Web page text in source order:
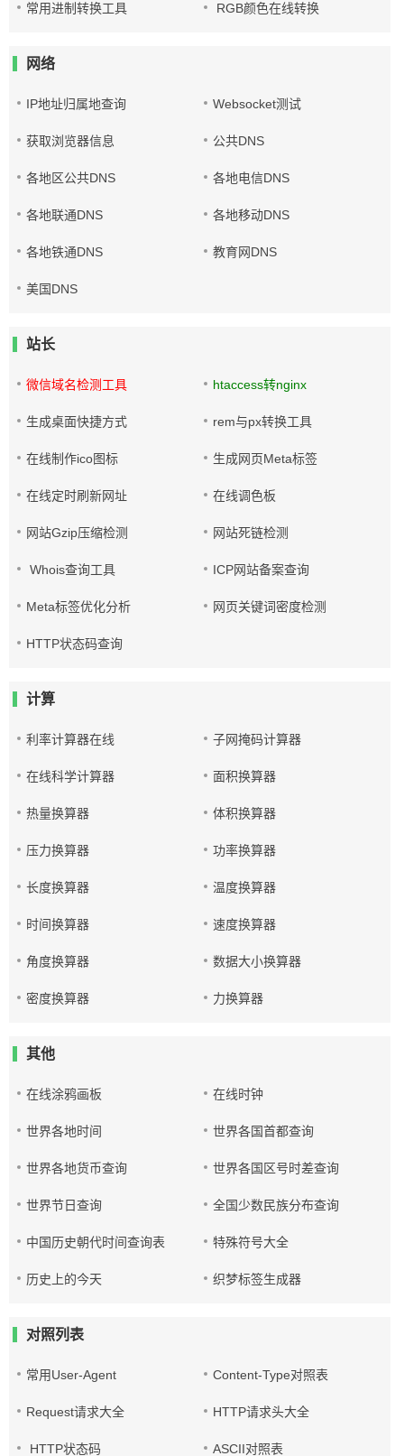
常用进制转换工具 RGB颜色在线转换
网络
IP地址归属地查询 Websocket测试
获取浏览器信息 公共DNS
各地区公共DNS 各地电信DNS
各地联通DNS 各地移动DNS
各地铁通DNS 教育网DNS
美国DNS
站长
微信域名检测工具 htaccess转nginx
生成桌面快捷方式 rem与px转换工具
在线制作ico图标 生成网页Meta标签
在线定时刷新网址 在线调色板
网站Gzip压缩检测 网站死链检测
Whois查询工具 ICP网站备案查询
Meta标签优化分析 网页关键词密度检测
HTTP状态码查询
计算
利率计算器在线 子网掩码计算器
在线科学计算器 面积换算器
热量换算器 体积换算器
压力换算器 功率换算器
长度换算器 温度换算器
时间换算器 速度换算器
角度换算器 数据大小换算器
密度换算器 力换算器
其他
在线涂鸦画板 在线时钟
世界各地时间 世界各国首都查询
世界各地货币查询 世界各国区号时差查询
世界节日查询 全国少数民族分布查询
中国历史朝代时间查询表 特殊符号大全
历史上的今天 织梦标签生成器
对照列表
常用User-Agent Content-Type对照表
Request请求大全 HTTP请求头大全
HTTP状态码 ASCII对照表